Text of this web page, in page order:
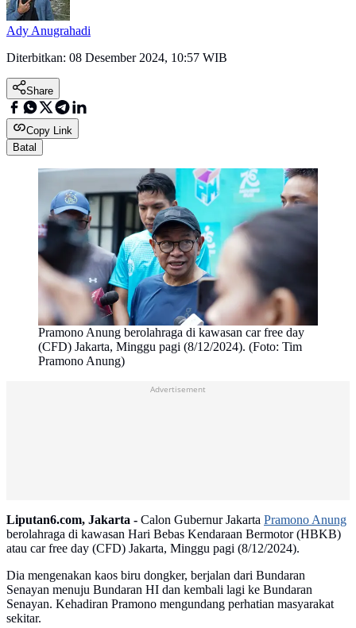
Ady Anugrahadi
Diterbitkan: 08 Desember 2024, 10:57 WIB
Share
Copy Link
Batal
Pramono Anung berolahraga di kawasan car free day
(CFD) Jakarta, Minggu pagi (8/12/2024). (Foto: Tim
Pramono Anung)
Liputan6.com, Jakarta - Calon Gubernur Jakarta Pramono Anung
berolahraga di kawasan Hari Bebas Kendaraan Bermotor (HBKB)
atau car free day (CFD) Jakarta, Minggu pagi (8/12/2024).
Dia mengenakan kaos biru dongker, berjalan dari Bundaran
Senayan menuju Bundaran HI dan kembali lagi ke Bundaran
Senayan. Kehadiran Pramono mengundang perhatian masyarakat
sekitar.